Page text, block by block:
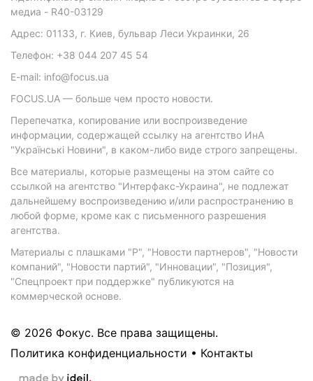
медиа - R40-03129
Адрес: 01133, г. Киев, бульвар Леси Украинки, 26
Телефон: +38 044 207 45 54
E-mail: info@focus.ua
FOCUS.UA — больше чем просто новости.
Перепечатка, копирование или воспроизведение
информации, содержащей ссылку на агентство ИнА
"Українські Новини", в каком-либо виде строго запрещены.
Все материалы, которые размещены на этом сайте со
ссылкой на агентство "Интерфакс-Украина", не подлежат
дальнейшему воспроизведению и/или распространению в
любой форме, кроме как с письменного разрешения
агентства.
Материалы с плашками "Р", "Новости партнеров", "Новости
компаний", "Новости партий", "Инновации", "Позиция",
"Спецпроект при поддержке" публикуются на
коммерческой основе.
© 2026 Фокус. Все права защищены.
Политика конфиденциальности • Контакты